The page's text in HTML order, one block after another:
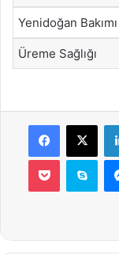
Yenidoğan Bakımı
Üreme Sağlığı
Facebook
X
Pocket